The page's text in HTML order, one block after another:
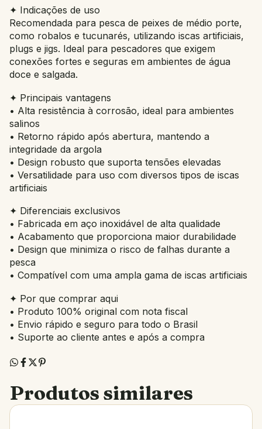
✦ Indicações de uso
Recomendada para pesca de peixes de médio porte,
como robalos e tucunarés, utilizando iscas artificiais,
plugs e jigs. Ideal para pescadores que exigem
conexões fortes e seguras em ambientes de água
doce e salgada.
✦ Principais vantagens
• Alta resistência à corrosão, ideal para ambientes
salinos
• Retorno rápido após abertura, mantendo a
integridade da argola
• Design robusto que suporta tensões elevadas
• Versatilidade para uso com diversos tipos de iscas
artificiais
✦ Diferenciais exclusivos
• Fabricada em aço inoxidável de alta qualidade
• Acabamento que proporciona maior durabilidade
• Design que minimiza o risco de falhas durante a
pesca
• Compatível com uma ampla gama de iscas artificiais
✦ Por que comprar aqui
• Produto 100% original com nota fiscal
• Envio rápido e seguro para todo o Brasil
• Suporte ao cliente antes e após a compra
Produtos similares